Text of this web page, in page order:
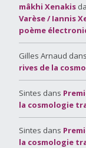
mâkhi Xenakis
Varèse / Iannis
poème
Gilles Arnaud dans
rives de la
Sintes dans
la cosmologie
Sintes dans
la cosmologie